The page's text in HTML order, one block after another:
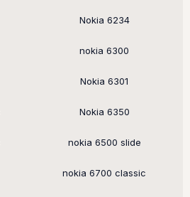
Nokia 6234
nokia 6300
Nokia 6301
Nokia 6350
nokia 6500 slide
nokia 6700 classic